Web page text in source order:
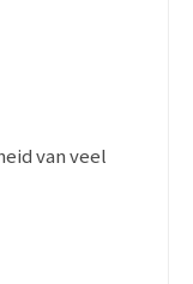
van veel